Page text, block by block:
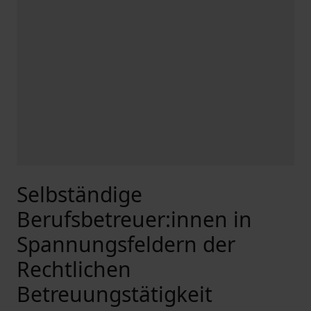
Selbständige
Berufsbetreuer:innen in
Spannungsfeldern der
Rechtlichen
Betreuungstätigkeit